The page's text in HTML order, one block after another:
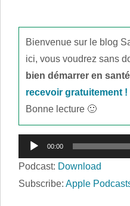
Bienvenue sur le blog
ici, vous voudrez sans
bien démarrer en
recevoir gratuitement !
Bonne lecture 🙂
Lecteur
audio
00:00
Podcast: Download
Subscribe: Apple